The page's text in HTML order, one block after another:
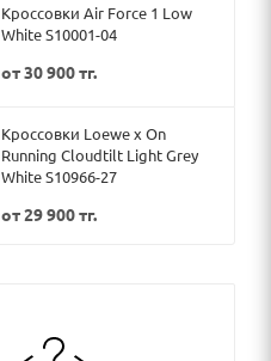
Кроссовки Air Force 1 Low
White S10001-04
от30 900 тг.
Кроссовки Loewe x On
Running Cloudtilt Light Grey
White S10966-27
от29 900 тг.